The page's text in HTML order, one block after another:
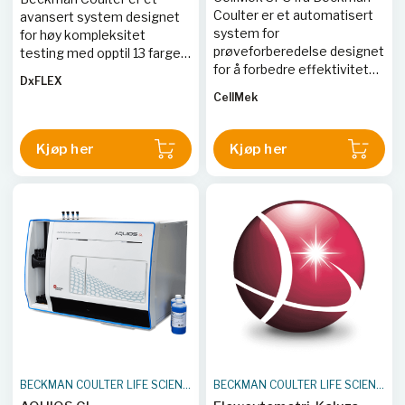
avansert system designet
for høy kompleksitet
testing med opptil 13 farger
enklere kompensasjon. Det
APD-detektorer gir
forbedret sensitivitet og
DxFLEX
Kjøp her
Coulter er et automatisert
system for
prøveforberedelse designet
for å forbedre effektiviteten
Systemet håndterer hele
uten brukerintervensjon,
noe som reduserer stress
CellMek
Kjøp her
BECKMAN COULTER LIFE SCIENCES BECKMAN COULTER LIFE SCIENCES